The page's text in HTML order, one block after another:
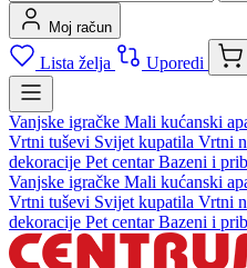
Moj račun
Lista želja Uporedi
Vanjske igračke Mali kućanski
Vrtni tuševi Svijet kupatila Vrtni
dekoracije Pet centarBazeni i
Vanjske igračke Mali kućanski
Vrtni tuševi Svijet kupatila Vrtni
dekoracije Pet centarBazeni i